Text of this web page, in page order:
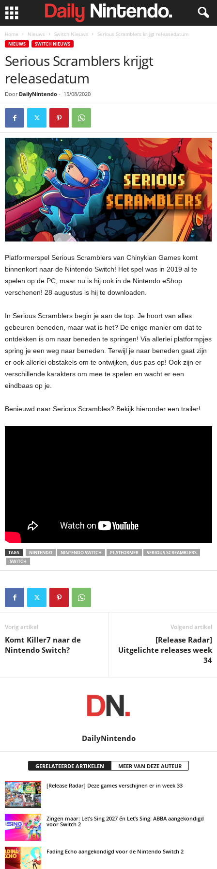
Home Nieuws Switch Nieuws Serious Scramblers krijgt releasedatum
NIEUWS SWITCH NIEUWS
Serious Scramblers krijgt
releasedatum
Door DailyNintendo - 15/08/2020
Platformerspel Serious Scramblers van Chinykian Games komt
binnenkort naar de Nintendo Switch! Het spel was in 2019 al te
spelen op de PC, maar nu is hij ook in de Nintendo eShop
verschenen! 28 augustus is hij te downloaden.
In Serious Scramblers begin je aan de top. Je hoort van alles
gebeuren beneden, maar wat is het? De enige manier om dat te
ontdekken is om naar beneden te springen! Via allerlei platformpjes
spring je een weg naar beneden. Terwijl je naar beneden gaat zijn
er ook allerlei obstakels om te ontwijken, dus pas op! Ook zijn er
verschillende karakters om mee te spelen en wacht er een
eindbaas op je.
Benieuwd naar Serious Scrambles? Bekijk hieronder een trailer!
TAGS NINTENDO NINTENDO SWITCH PLATFORMER
SERIOUS SCREAMBLERS
SWITCH
Vorig artikel
Komt Killer7 naar de
Nintendo Switch?
Volgend artikel
[Release Radar]
Uitgelichte releases week
34
DailyNintendo
GERELATEERDE ARTIKELEN MEER VAN DEZE AUTEUR
[Release Radar] Deze games verschijnen er in week 33
Zingen maar: Let’s Sing 2027 én Let’s Sing: ABBA aangekondigd
voor Switch 2
Fading Echo aangekondigd voor de Nintendo Switch 2